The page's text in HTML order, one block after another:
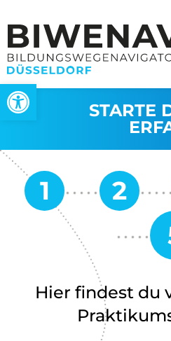
Open toolbar
STARTE
Hier findest du